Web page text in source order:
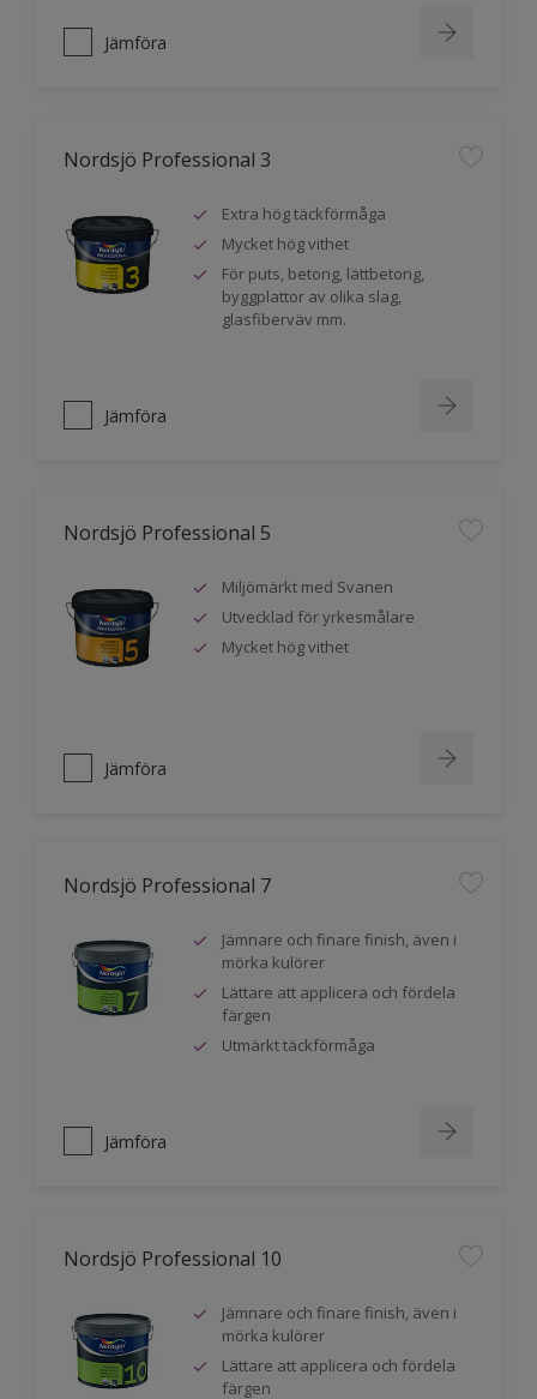
Jämföra
Nordsjö Professional 3
Extra hög täckförmåga
Mycket hög vithet
För puts, betong, lättbetong,
byggplattor av olika slag,
glasfiberväv mm.
Jämföra
Nordsjö Professional 5
Miljömärkt med Svanen
Utvecklad för yrkesmålare
Mycket hög vithet
Jämföra
Nordsjö Professional 7
Jämnare och finare finish, även i
mörka kulörer
Lättare att applicera och fördela
färgen
Utmärkt täckförmåga
Jämföra
Nordsjö Professional 10
Jämnare och finare finish, även i
mörka kulörer
Lättare att applicera och fördela
färgen